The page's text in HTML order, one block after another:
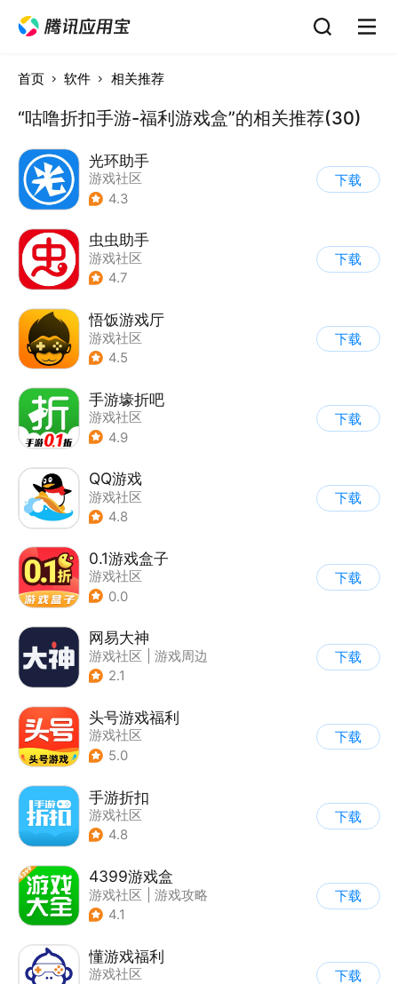
首页 软件 相关推荐
“咕噜折扣手游-福利游戏盒”的相关推荐(30)
光环助手
游戏社区
4.3
下载
虫虫助手
游戏社区
4.7
下载
悟饭游戏厅
游戏社区
4.5
下载
手游壕折吧
游戏社区
4.9
下载
QQ游戏
游戏社区
4.8
下载
0.1游戏盒子
游戏社区
0.0
下载
网易大神
游戏社区
游戏周边
2.1
下载
头号游戏福利
游戏社区
5.0
下载
手游折扣
游戏社区
4.8
下载
4399游戏盒
游戏社区
游戏攻略
4.1
下载
懂游戏福利
游戏社区
下载